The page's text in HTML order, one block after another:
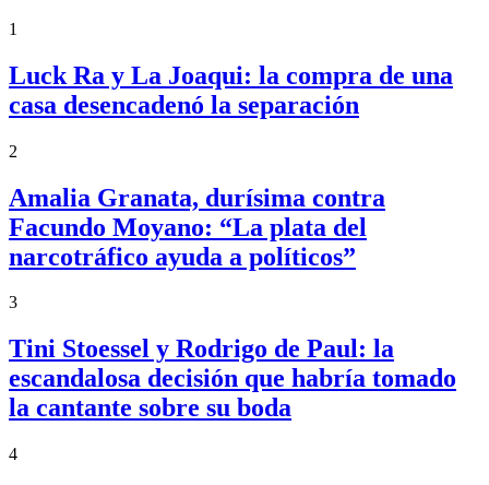
1
Luck Ra y La Joaqui: la compra de una
casa desencadenó la separación
2
Amalia Granata, durísima contra
Facundo Moyano: “La plata del
narcotráfico ayuda a políticos”
3
Tini Stoessel y Rodrigo de Paul: la
escandalosa decisión que habría tomado
la cantante sobre su boda
4